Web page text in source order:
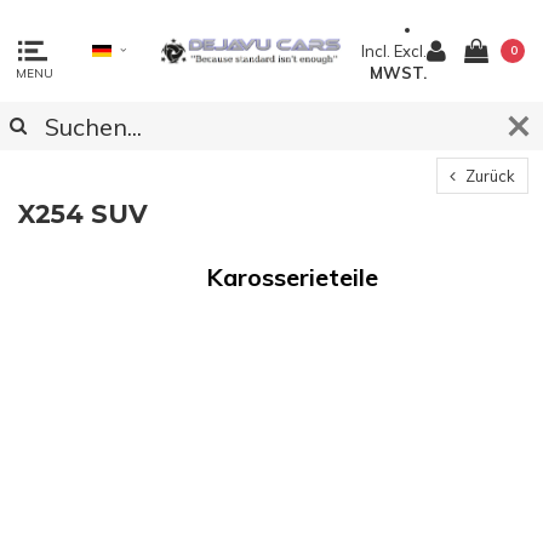
MENU
Incl. Excl.
MWST.
0
Zurück
X254 SUV
Karosserieteile